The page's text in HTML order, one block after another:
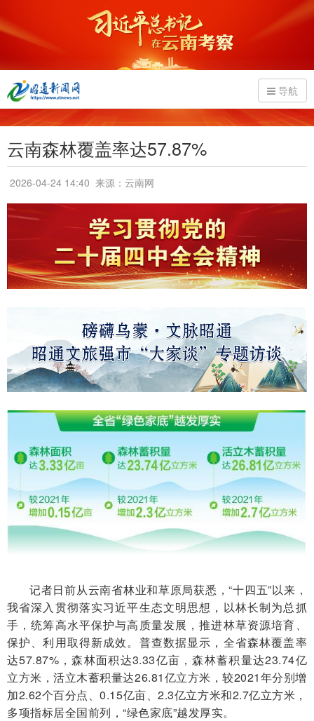
导航
云南森林覆盖率达57.87%
2026-04-24 14:40 来源：云南网
记者日前从云南省林业和草原局获悉，“十四五”以来，
我省深入贯彻落实习近平生态文明思想，以林长制为总抓
手，统筹高水平保护与高质量发展，推进林草资源培育、
保护、利用取得新成效。普查数据显示，全省森林覆盖率
达57.87%，森林面积达3.33亿亩，森林蓄积量达23.74亿
立方米，活立木蓄积量达26.81亿立方米，较2021年分别增
加2.62个百分点、0.15亿亩、2.3亿立方米和2.7亿立方米，
多项指标居全国前列，“绿色家底”越发厚实。